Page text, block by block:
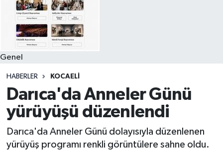
Genel
HABERLER KOCAELI
Darıca'da Anneler Günü
yürüyüşü düzenlendi
Darıca'da Anneler Günü dolayısıyla düzenlenen
yürüyüş programı renkli görüntülere sahne oldu.